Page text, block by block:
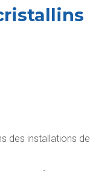
des installations de